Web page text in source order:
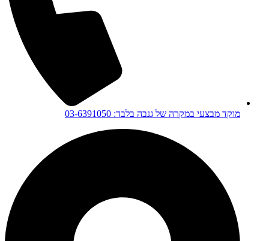
מוקד מבצעי במקרה של גנבה בלבד: 03-6391050